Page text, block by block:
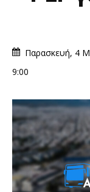
Παρασκευή, 4
9:00